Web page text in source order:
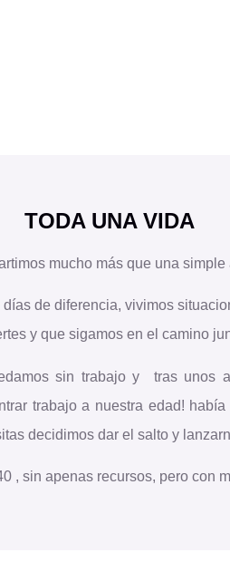
TODA UNA VIDA
mucho más que una simple
de diferencia, vivimos
y que sigamos en el camino
sin trabajo y tras unos
trabajo a nuestra edad!
decidimos dar el salto y
, sin apenas recursos, pero con